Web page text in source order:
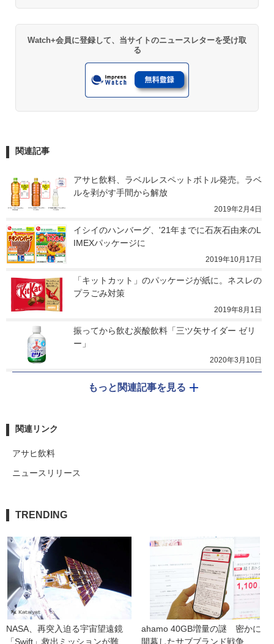
Watch+会員に登録して、当サイトのニュースレターを受け取
る
関連記事
アサヒ飲料、ラベルレスペットボトル発売。ラベ
ルを剥がす手間から解放
2019年2月4日
イシイのハンバーグ、'21年までに石灰石由来のL
IMEXパッケージに
2019年10月17日
「キットカット」のパッケージが紙に。ネスレの
プラごみ対策
2019年8月1日
振ってから飲む炭酸飲料「三ツ矢サイダー ゼリ
ー」
2020年3月10日
もっと関連記事を見る
関連リンク
アサヒ飲料
ニュースリリース
TRENDING
NASA、再突入迫る宇宙望遠鏡
「Swift」救出ミッションが難
ahamo 40GB増量の謎　密かに
開幕したサブブランド戦争